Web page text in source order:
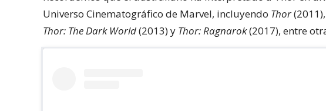
Universo Cinematográfico de Marvel, incluyendo Thor(2011),
Thor: The Dark World(2013) y Thor: Ragnarok(2017), entre